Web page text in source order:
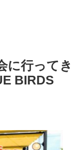
に行ってき
BIRDS